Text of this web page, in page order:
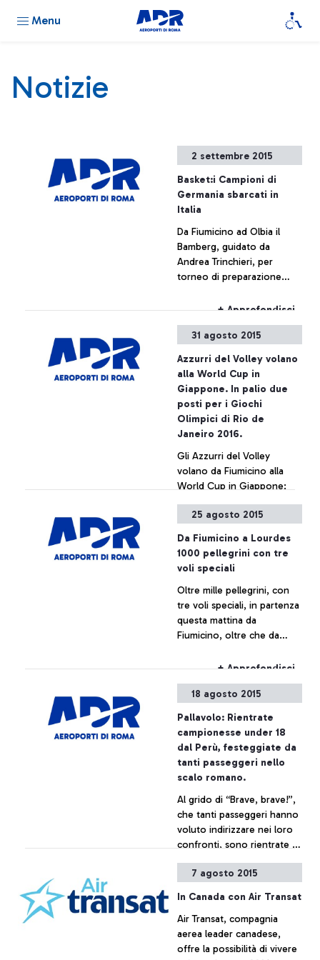
Menu
Notizie
2 settembre 2015
Basket:i Campioni di
Germania sbarcati in
Italia
Da Fiumicino ad Olbia il
Bamberg, guidato da
Andrea Trinchieri, per
torneo di preparazione
campionato da protagonisti
+ Approfondisci
31 agosto 2015
Azzurri del Volley volano
alla World Cup in
Giappone. In palio due
posti per i Giochi
Olimpici di Rio de
Janeiro 2016.
Gli Azzurri del Volley
volano da Fiumicino alla
World Cup in Giappone:
nazionale italiana sarà
impegnata nella
manifestazione che
assegna due posti per i
prossimi Giochi Olimpici di
Rio de Janeiro 2016.
+ Approfondisci
25 agosto 2015
Da Fiumicino a Lourdes
1000 pellegrini con tre
voli speciali
Oltre mille pellegrini, con
tre voli speciali, in partenza
questa mattina da
Fiumicino, oltre che da
Pellegrinaggio Diocesano e
presieduto dal Cardinale
Vicario di Roma, Agostini
Vallini, e diretto, da oggi al
29 agosto, da Monsignor
Liberio Andreatta,
dall’Opera Romana
+ Approfondisci
18 agosto 2015
Pallavolo: Rientrate
campionesse under 18
dal Perù, festeggiate da
tanti passeggeri nello
scalo romano.
Al grido di “Brave, brave!”,
che tanti passeggeri hanno
voluto indirizzare nei loro
confronti, sono rientrate in
mondo di volley under 18,
reduci dal trionfo in Perù.
Marco Mencarelli, sono
sbarcate poco dopo le 11
all'aeroporto di Fiumicino
+ Approfondisci
7 agosto 2015
In Canada con Air Transat
Air Transat, compagnia
aerea leader canadese,
offre la possibilità di vivere